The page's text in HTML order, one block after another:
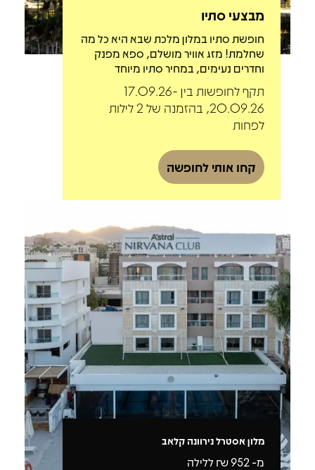
מבצעי סתיו
חופשת סתיו במלון מלכת שבא היא כל מה
שחלמת! מזג אוויר מושלם, ספא מפנק
וחדרים נעימים, במחיר סתיו מיוחד
תקף לחופשות בין 17.09.26-
20.09.26, בהזמנה של 2 לילות
לפחות
קחו אותי לחופשה
מלון אסטרל נירוונה קלאב
מ- 952₪ ללילה